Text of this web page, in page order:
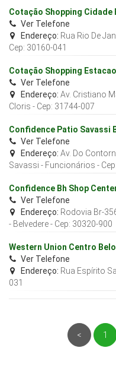
Cotação Shopping Cidade
Ver Telefone
Endereço: Rua Rio De
Cep: 30160-041
Cotação Shopping
Ver Telefone
Endereço: Av. Cristiano
Cloris - Cep: 31744-007
Confidence Patio Savassi
Ver Telefone
Endereço: Av. Do
Savassi - Funcionários - Cep:
Confidence Bh Shop
Ver Telefone
Endereço: Rodovia Br-
- Belvedere- Cep: 30320-900
Western Union Centro
Ver Telefone
Endereço: Rua Espírito
031
< 1